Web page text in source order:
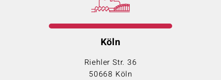
Köln
Riehler Str. 36
50668 Köln